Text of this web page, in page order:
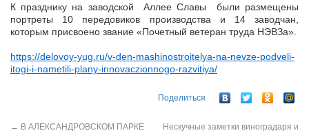
К празднику на заводской Аллее Славы были размещены
портреты 10 передовиков производства и 14 заводчан,
которым присвоено звание «Почетный ветеран труда НЭВЗа».
https://delovoy-yug.ru/v-den-mashinostroitelya-na-nevze-podveli-
itogi-i-nametili-plany-innovaczionnogo-razvitiya/
Поделиться
← В АЛЕКСАНДРОВСКОМ ПАРКЕ
Нескучные заметки виноградаря и